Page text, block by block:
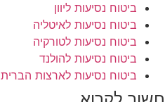
ביטוח נסיעות ליוון
ביטוח נסיעות לאיטליה
ביטוח נסיעות לטורקיה
ביטוח נסיעות להולנד
ביטוח נסיעות לארצות הברית